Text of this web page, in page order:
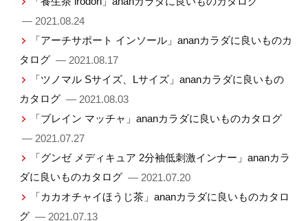
— 2021.08.24
「アーチサポート インソール」ananカラダに良いものカ
タログ — 2021.08.17
「ツノマル Sサイズ、Lサイズ」ananカラダに良いもの
カタログ — 2021.08.03
「ブレイン マッチャ」ananカラダに良いものカタログ
— 2021.07.27
「グンゼ メディキュア 2分袖低刺激インナー」ananカラ
ダに良いものカタログ — 2021.07.20
「カカオチャイほうじ茶」ananカラダに良いものカタロ
グ — 2021.07.13